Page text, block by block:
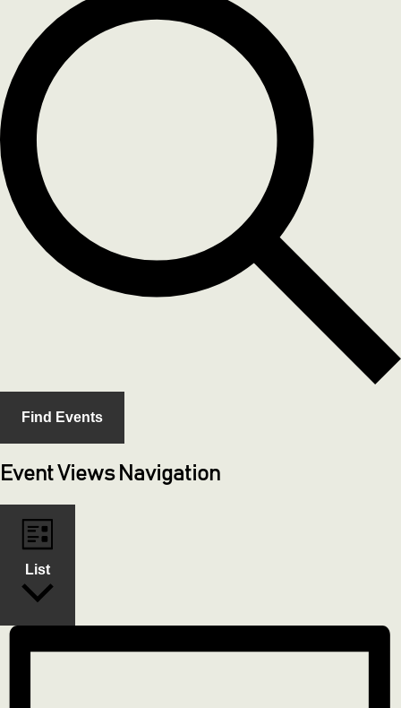
Find Events
Event Views Navigation
List